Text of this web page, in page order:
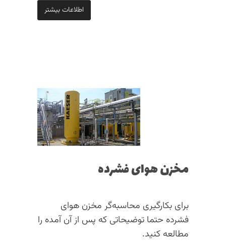
اطلاعات بیشتر
مخزن هوای فشرده
برای بکارگیری محاسبه‌گر مخزن هوای
فشرده حتما توضیحاتی که پس از آن آمده را
مطالعه کنید.